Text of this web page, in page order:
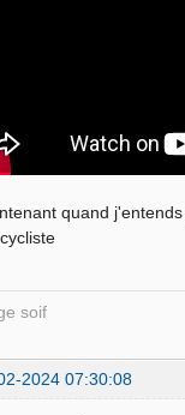
quand
soif
2024 07:30:08